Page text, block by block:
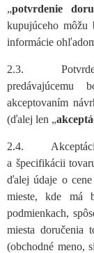
„potvrdenie
kupujúceho
informácie
2.3.
predávajúcemu
akceptovaním
(ďalej len „
2.4. Akceptácia
a špecifikácii
ďalej údaje o
mieste, kde má
podmienkach,
miesta doručenia
(obchodné meno,